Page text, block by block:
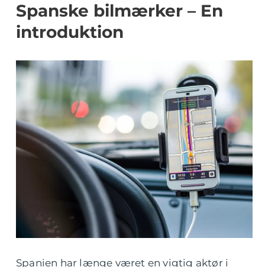
Spanske bilmærker – En
introduktion
Spanien har længe været en vigtig aktør i